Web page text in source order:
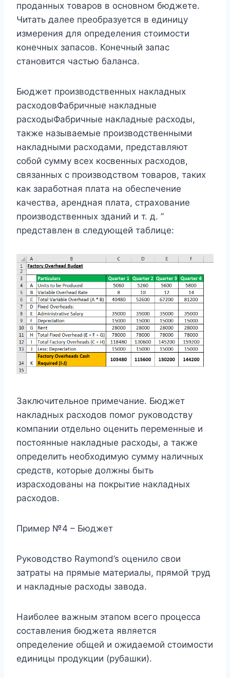
проданных товаров в основном бюджете.
Читать далее преобразуется в единицу
измерения для определения стоимости
конечных запасов. Конечный запас
становится частью баланса.
Бюджет производственных накладных
расходовФабричные накладные
расходыФабричные накладные расходы,
также называемые производственными
накладными расходами, представляют
собой сумму всех косвенных расходов,
связанных с производством товаров, таких
как заработная плата на обеспечение
качества, арендная плата, страхование
производственных зданий и т. д. ”
представлен в следующей таблице:
Заключительное примечание. Бюджет
накладных расходов помог руководству
компании отдельно оценить переменные и
постоянные накладные расходы, а также
определить необходимую сумму наличных
средств, которые должны быть
израсходованы на покрытие накладных
расходов.
Пример №4 – Бюджет
Руководство Raymond’s оценило свои
затраты на прямые материалы, прямой труд
и накладные расходы завода.
Наиболее важным этапом всего процесса
составления бюджета является
определение общей и ожидаемой стоимости
единицы продукции (рубашки).